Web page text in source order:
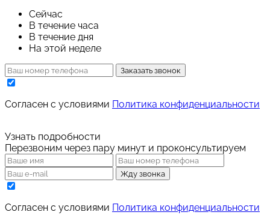
Сейчас
В течение часа
В течение дня
На этой неделе
Заказать звонок
Cогласен с условиями Политика конфиденциальности
Узнать подробности
Перезвоним через пару минут и проконсультируем
Жду звонка
Cогласен с условиями Политика конфиденциальности